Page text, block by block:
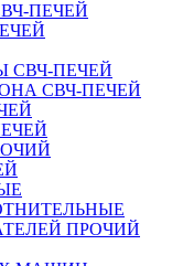
ПЕЧЕЙ
СВЧ-ПЕЧЕЙ
СВЧ-ПЕЧЕЙ
ПРОЧИЙ